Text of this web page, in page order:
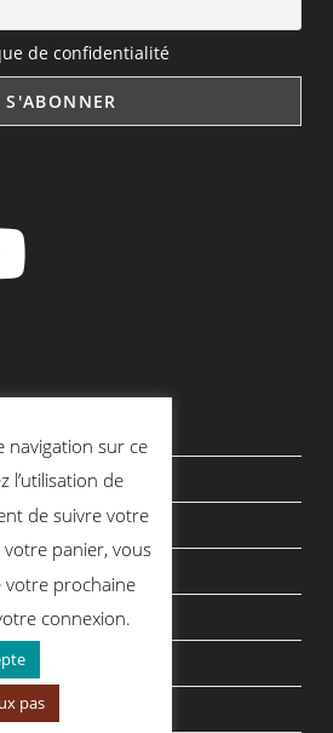
de confidentialité
et les Tutos
vente
navigation sur ce
l’utilisation de
de suivre votre
panier, vous
prochaine
connexion.
pas